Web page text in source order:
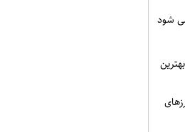
شود
اربعین ۱۴۰۵ از مرزهای